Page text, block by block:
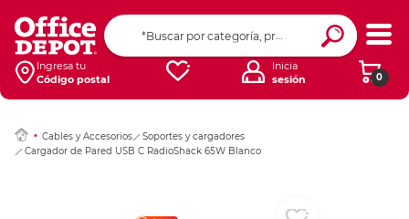
Ingresa tu
Código postal
0
Inicia
sesión
Cables y Accesorios
Soportes y cargadores
Cargador de Pared USB C RadioShack 65W Blanco
Ingresar Codigo